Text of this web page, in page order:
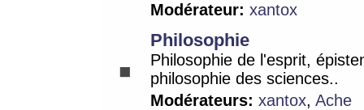
Modérateur: xantox
Philosophie
Philosophie de l'esprit,
philosophie des sciences..
Modérateurs: xantox, Ache